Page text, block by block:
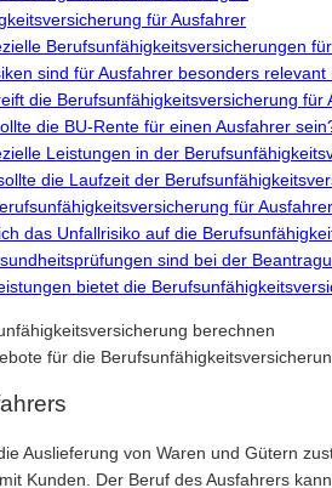
für Ausfahrer
Berufsunfähigkeitsversicherungen
sind für Ausfahrer besonders
die Berufsunfähigkeitsversicherung für
die BU-Rente für einen Ausfahrer
Leistungen in der
die Laufzeit der
für
das Unfallrisiko auf die
sind bei der
bietet die
für die
Auslieferung von Waren und Gütern
Kunden. Der Beruf des Ausfahrers